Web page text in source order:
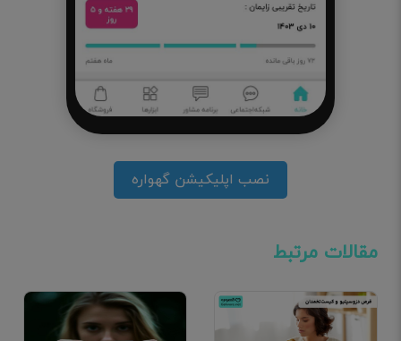
نصب اپلیکیشن گهواره
مقالات مرتبط